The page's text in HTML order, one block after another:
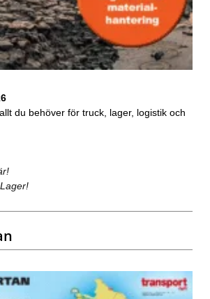
du behöver för truck, lager, logistik och